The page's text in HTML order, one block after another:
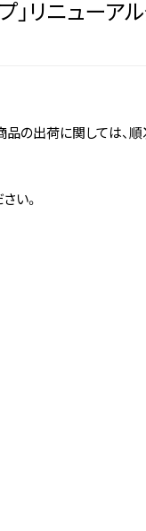
」リニューア
品の出荷に関しては、
い。